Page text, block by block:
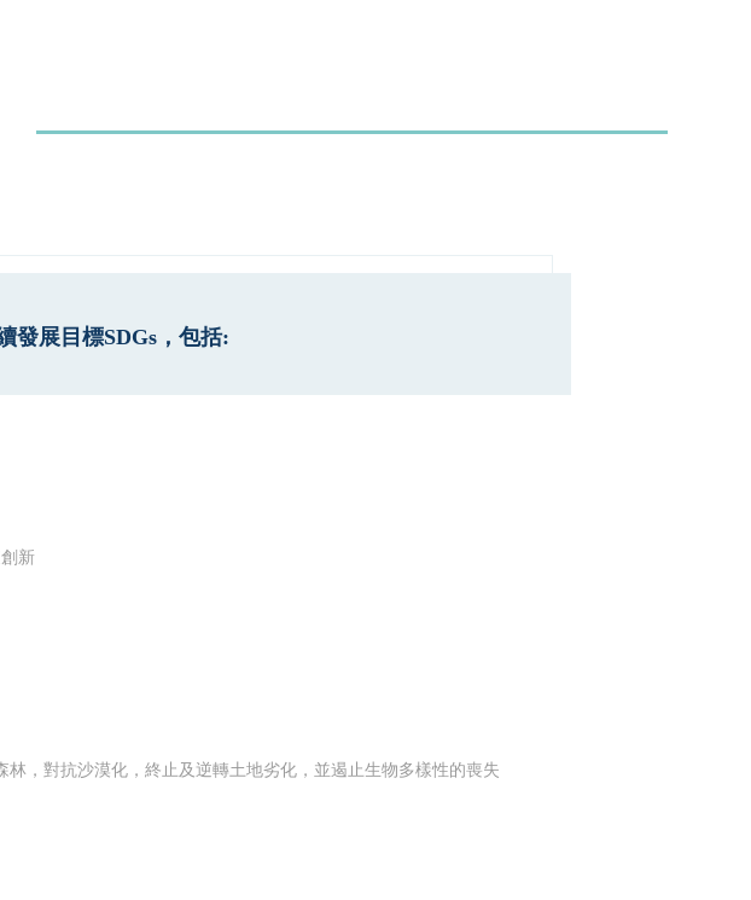
發展目標SDGs，包括:
新
，對抗沙漠化，終止及逆轉土地劣化，並遏止生物多樣性的喪失